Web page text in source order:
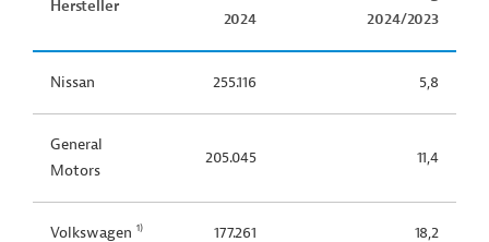
Hersteller
2024
2024/2023
Nissan 255.116 5,8
General
Motors
205.045 11,4
Volkswagen 1) 177.261 18,2